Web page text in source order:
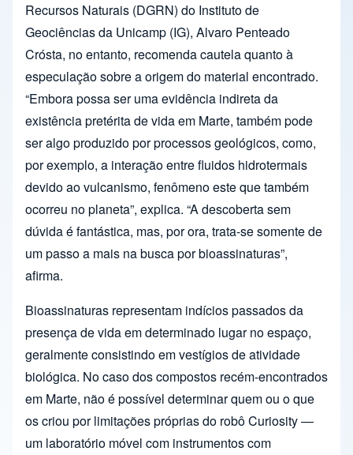
Recursos Naturais (DGRN) do Instituto de
Geociências da Unicamp (IG), Alvaro Penteado
Crósta, no entanto, recomenda cautela quanto à
especulação sobre a origem do material encontrado.
“Embora possa ser uma evidência indireta da
existência pretérita de vida em Marte, também pode
ser algo produzido por processos geológicos, como,
por exemplo, a interação entre fluidos hidrotermais
devido ao vulcanismo, fenômeno este que também
ocorreu no planeta”, explica. “A descoberta sem
dúvida é fantástica, mas, por ora, trata-se somente de
um passo a mais na busca por bioassinaturas”,
afirma.
Bioassinaturas representam indícios passados da
presença de vida em determinado lugar no espaço,
geralmente consistindo em vestígios de atividade
biológica. No caso dos compostos recém-encontrados
em Marte, não é possível determinar quem ou o que
os criou por limitações próprias do robô Curiosity —
um laboratório móvel com instrumentos com